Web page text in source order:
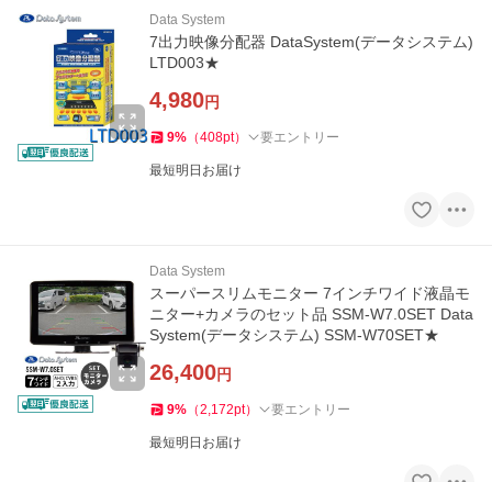
Data System
7出力映像分配器 DataSystem(データシステム)
LTD003★
4,980円
9% （408pt） 要エントリー
最短明日お届け
Data System
スーパースリムモニター 7インチワイド液晶モ
ニター+カメラのセット品 SSM-W7.0SET Data
System(データシステム) SSM-W70SET★
26,400円
9% （2,172pt） 要エントリー
最短明日お届け